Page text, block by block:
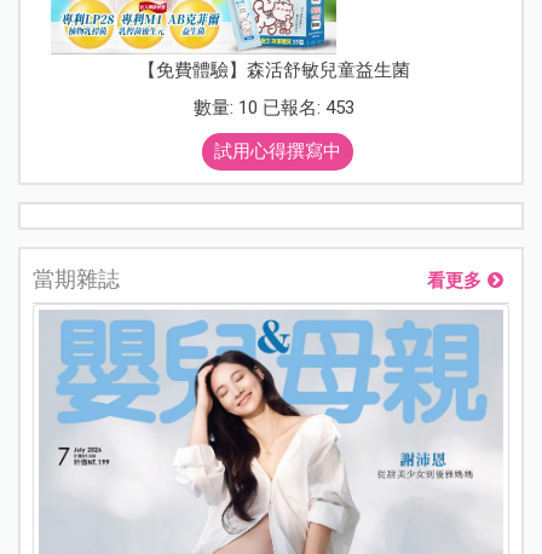
【免費體驗】森活舒敏兒童益生菌
數量: 10 已報名: 453
試用心得撰寫中
當期雜誌 看更多